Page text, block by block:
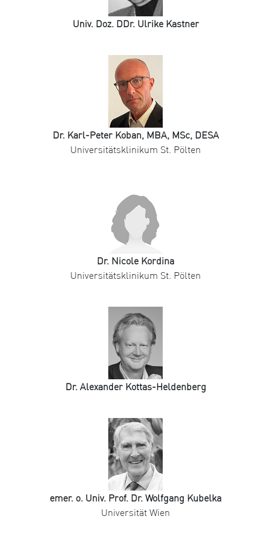
Univ. Doz. DDr. Ulrike Kastner
Dr. Karl-Peter Koban, MBA, MSc, DESA
Universitätsklinikum St. Pölten
Dr. Nicole Kordina
Universitätsklinikum St. Pölten
Dr. Alexander Kottas-Heldenberg
emer. o. Univ. Prof. Dr. Wolfgang Kubelka
Universität Wien